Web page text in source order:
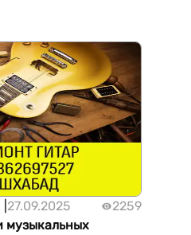
27.09.2025
2259
музыкальных